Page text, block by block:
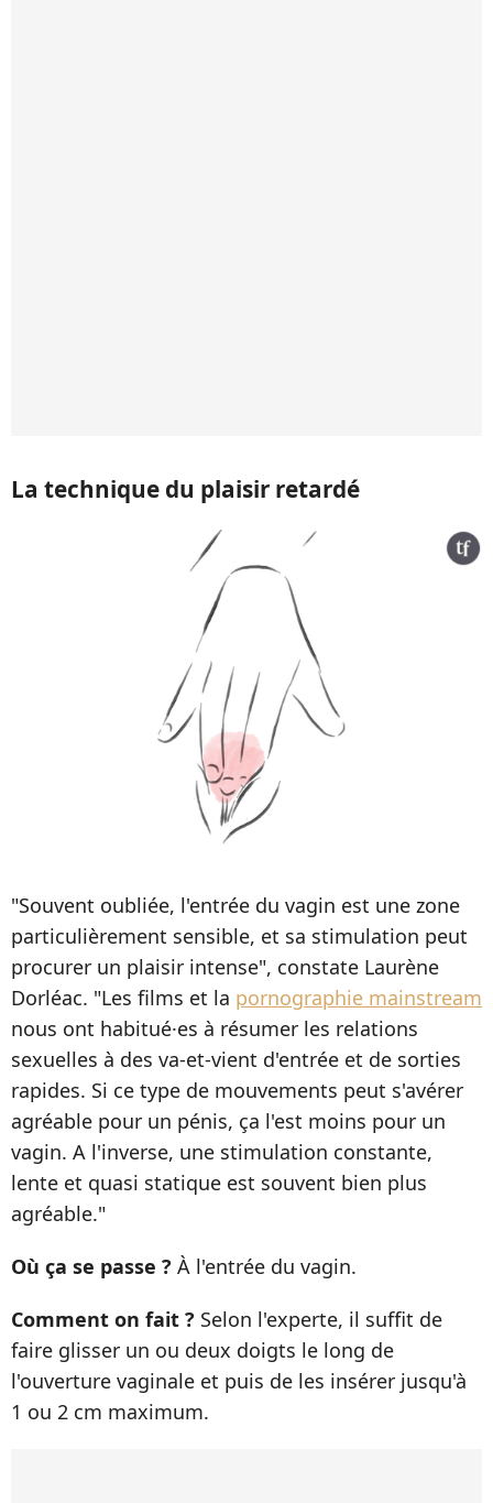
La technique du plaisir retardé
"Souvent oubliée, l'entrée du vagin est une zone
particulièrement sensible, et sa stimulation peut
procurer un plaisir intense", constate Laurène
Dorléac. "Les films et la pornographie mainstream
nous ont habitué·es à résumer les relations
sexuelles à des va-et-vient d'entrée et de sorties
rapides. Si ce type de mouvements peut s'avérer
agréable pour un pénis, ça l'est moins pour un
vagin. A l'inverse, une stimulation constante,
lente et quasi statique est souvent bien plus
agréable."
Où ça se passe ? À l'entrée du vagin.
Comment on fait ? Selon l'experte, il suffit de
faire glisser un ou deux doigts le long de
l'ouverture vaginale et puis de les insérer jusqu'à
1 ou 2 cm maximum.